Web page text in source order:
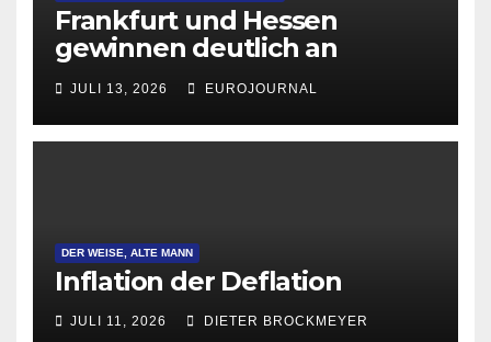
Frankfurt und Hessen
gewinnen deutlich an
Attraktivität für Startup-
Gründungen
JULI 13, 2026 EUROJOURNAL
DER WEISE, ALTE MANN
Inflation der Deflation
JULI 11, 2026 DIETER BROCKMEYER